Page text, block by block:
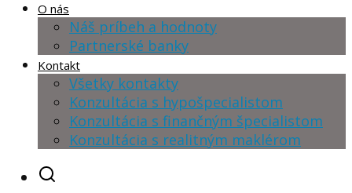
O nás
Náš príbeh a hodnoty
Partnerské banky
Kontakt
Všetky kontakty
Konzultácia s hypošpecialistom
Konzultácia s finančným špecialistom
Konzultácia s realitným maklérom